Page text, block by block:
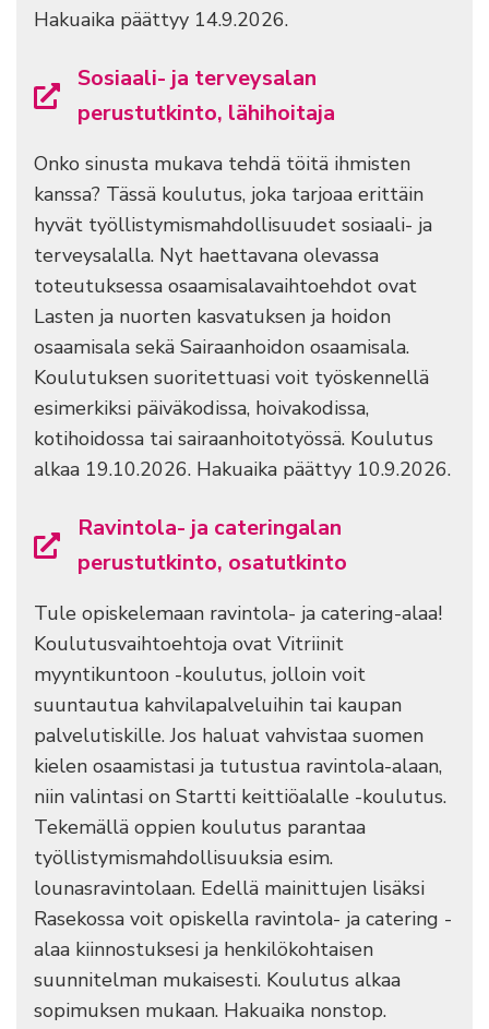
Hakuaika päättyy 14.9.2026.
Sosiaali- ja terveysalan
perustutkinto, lähihoitaja
Onko sinusta mukava tehdä töitä ihmisten
kanssa? Tässä koulutus, joka tarjoaa erittäin
hyvät työllistymismahdollisuudet sosiaali- ja
terveysalalla. Nyt haettavana olevassa
toteutuksessa osaamisalavaihtoehdot ovat
Lasten ja nuorten kasvatuksen ja hoidon
osaamisala sekä Sairaanhoidon osaamisala.
Koulutuksen suoritettuasi voit työskennellä
esimerkiksi päiväkodissa, hoivakodissa,
kotihoidossa tai sairaanhoitotyössä. Koulutus
alkaa 19.10.2026. Hakuaika päättyy 10.9.2026.
Ravintola- ja cateringalan
perustutkinto, osatutkinto
Tule opiskelemaan ravintola- ja catering-alaa!
Koulutusvaihtoehtoja ovat Vitriinit
myyntikuntoon -koulutus, jolloin voit
suuntautua kahvilapalveluihin tai kaupan
palvelutiskille. Jos haluat vahvistaa suomen
kielen osaamistasi ja tutustua ravintola-alaan,
niin valintasi on Startti keittiöalalle -koulutus.
Tekemällä oppien koulutus parantaa
työllistymismahdollisuuksia esim.
lounasravintolaan. Edellä mainittujen lisäksi
Rasekossa voit opiskella ravintola- ja catering -
alaa kiinnostuksesi ja henkilökohtaisen
suunnitelman mukaisesti. Koulutus alkaa
sopimuksen mukaan. Hakuaika nonstop.